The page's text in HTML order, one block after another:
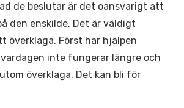
de beslutar är det oansvarigt att
den enskilde. Det är väldigt
överklaga. Först har hjälpen
inte fungerar längre och
överklaga. Det kan bli för